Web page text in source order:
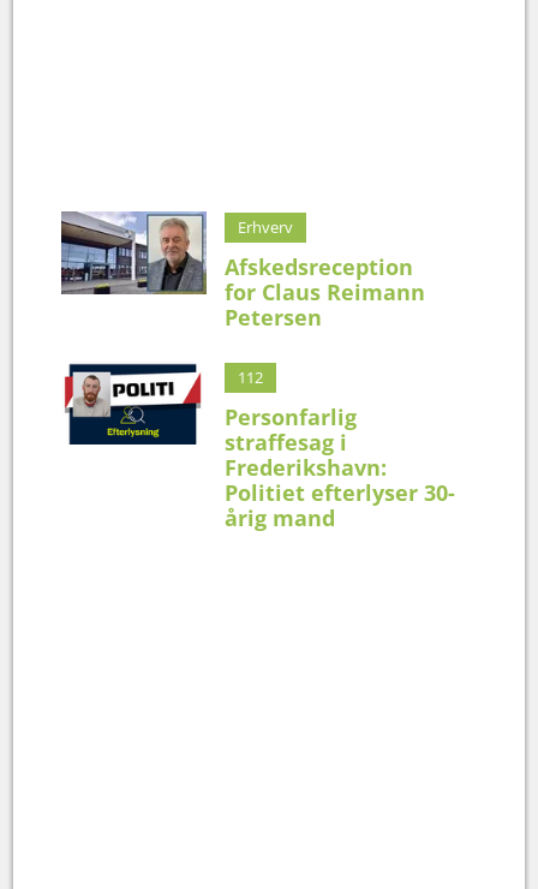
Erhverv
Afskedsreception
for Claus Reimann
Petersen
112
Personfarlig
straffesag i
Frederikshavn:
Politiet efterlyser 30-
årig mand